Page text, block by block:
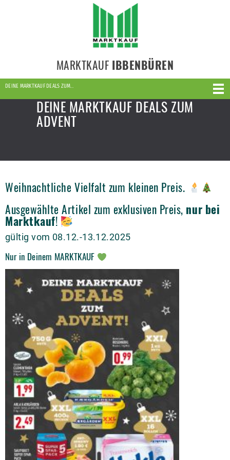
MARKTKAUF IBBENBÜREN
DEINE MARKTKAUF DEALS ZUM…
DEINE MARKTKAUF DEALS ZUM
ADVENT
Weihnachtliche Vielfalt zum kleinen Preis.
Ausgewählte Artikel zum exklusiven Preis, nur bei
Marktkauf!
gültig vom 08.12.-13.12.2025
Nur in Deinem MARKTKAUF